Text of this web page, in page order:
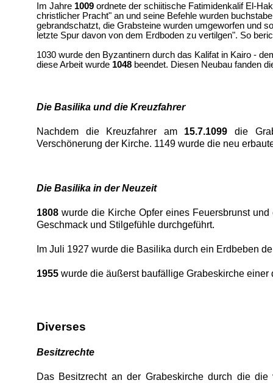
Im Jahre 1009 ordnete der schiitische Fatimidenkalif El-
christlicher Pracht" an und seine Befehle wurden
gebrandschatzt, die Grabsteine wurden umgeworfen und
letzte Spur davon von dem Erdboden zu vertilgen". So
1030 wurde den Byzantinern durch das Kalifat in Kairo -
diese Arbeit wurde 1048 beendet. Diesen Neubau fanden
Die Basilika und die Kreuzfahrer
Nachdem die Kreuzfahrer am 15.7.1099 die
Verschönerung der Kirche. 1149 wurde die neu
Die Basilika in der Neuzeit
1808 wurde die Kirche Opfer eines Feuersbrunst
Geschmack und Stilgefühle durchgeführt.
Im Juli 1927 wurde die Basilika durch ein Erdbeben
1955 wurde die äußerst baufällige Grabeskirche
Diverses
Besitzrechte
Das Besitzrecht an der Grabeskirche durch die die